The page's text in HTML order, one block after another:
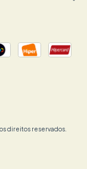
direitos reservados.